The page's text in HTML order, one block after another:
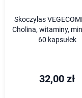
Skoczylas
Cholina, witaminy,
60 kapsułek
32,00 zł